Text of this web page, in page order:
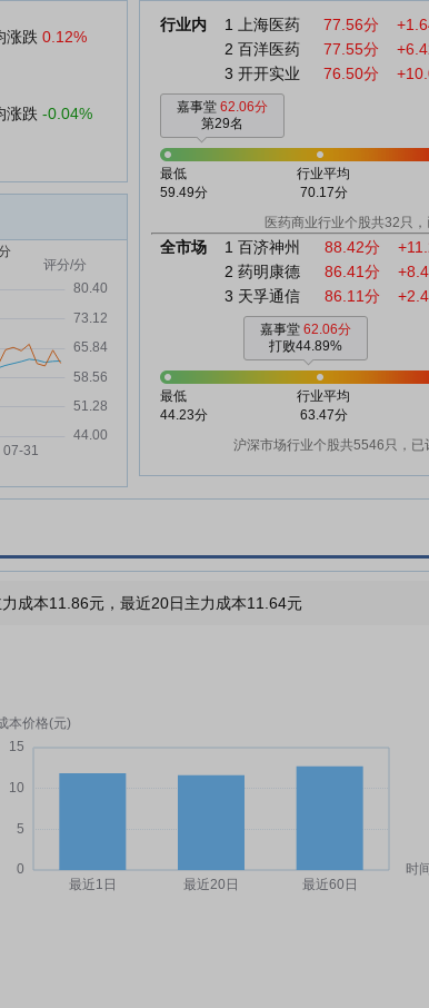
跌 0.12%
跌 -0.04%
行业内 1 上海医药 77.56分
2 百洋医药 77.55分
3 开开实业 76.50分
嘉事堂 62.06分
第29名
最低
59.49分
行业平均
70.17分
医药商业行业个股共32只
全市场 1 百济神州 88.42分
2 药明康德 86.41分
3 天孚通信 86.11分
嘉事堂 62.06分
打败44.89%
最低
44.23分
行业平均
63.47分
沪深市场行业个股共5546只，已
成本11.86元，最近20日主力成本11.64元